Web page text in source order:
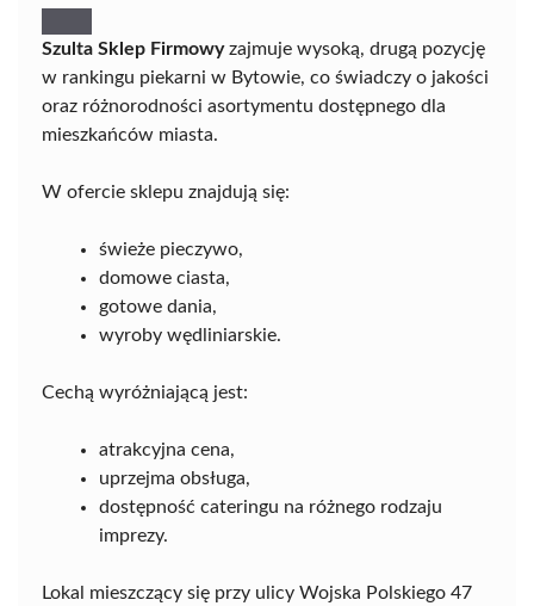
Szulta Sklep Firmowyzajmuje wysoką, drugą pozycję
w rankingu piekarni w Bytowie, co świadczy o jakości
oraz różnorodności asortymentu dostępnego dla
mieszkańców miasta.
W ofercie sklepu znajdują się:
świeże pieczywo,
domowe ciasta,
gotowe dania,
wyroby wędliniarskie.
Cechą wyróżniającą jest:
atrakcyjna cena,
uprzejma obsługa,
dostępność cateringu na różnego rodzaju
imprezy.
Lokal mieszczący się przy ulicy Wojska Polskiego 47